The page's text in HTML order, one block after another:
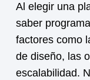
Al elegir una
saber
factores como
de diseño, las
escalabilidad.